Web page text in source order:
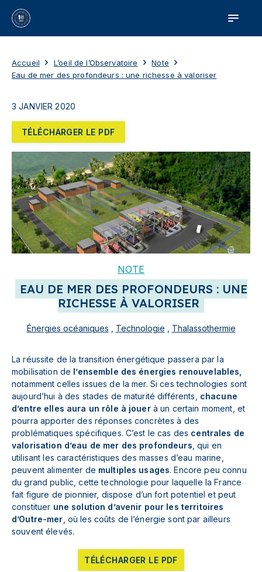
Accueil L’oeil de l’Observatoire
Note
Eau de mer des profondeurs : une richesse à valoriser
3 JANVIER 2020
TÉLÉCHARGER LE PDF
NOTE
EAU DE MER DES PROFONDEURS : UNE
RICHESSE À VALORISER
Énergies océaniques Technologie Thalassothermie
La réussite de la transition énergétique passera par la
mobilisation de l’ensemble des énergies renouvelables,
notamment celles issues de la mer. Si ces technologies sont
aujourd’hui à des stades de maturité différents, chacune
d’entre elles aura un rôle à jouer à un certain moment, et
pourra apporter des réponses concrètes à des
problématiques spécifiques. C’est le cas des centrales de
valorisation d’eau de mer des profondeurs , qui en
utilisant les caractéristiques des masses d’eau marine,
peuvent alimenter de multiples usages. Encore peu connu
du grand public, cette technologie pour laquelle la France
fait figure de pionnier, dispose d’un fort potentiel et peut
constituer une solution d’avenir pour les territoires
d’Outre-mer , où les coûts de l’énergie sont par ailleurs
souvent élevés.
TÉLÉCHARGER LE PDF